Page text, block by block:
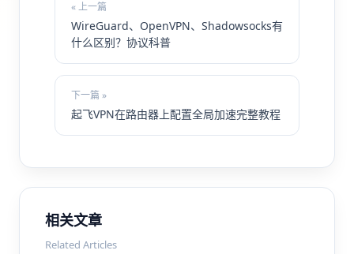
« 上一篇
WireGuard、OpenVPN、Shadowsocks有
什么区别？协议科普
下一篇 »
起飞VPN在路由器上配置全局加速完整教程
相关文章
Related Articles